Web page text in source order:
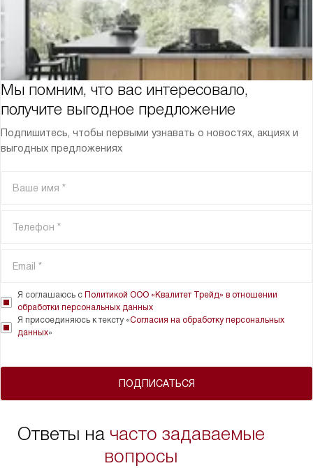
Мы помним, что вас интересовало,
получите выгодное предложение
Подпишитесь, чтобы первыми узнавать о новостях, акциях и
выгодных предложениях
ПОДПИСАТЬСЯ
Я соглашаюсь с Политикой ООО «Квалитет Трейд» в отношении
обработки персональных данных
Я присоединяюсь к тексту «Согласия на обработку персональных
данных»
Ответы на часто задаваемые
вопросы